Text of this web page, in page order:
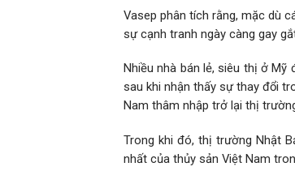
Vasep phân tích rằng, mặc dù
sự cạnh tranh ngày càng gay
Nhiều nhà bán lẻ, siêu thị ở Mỹ
sau khi nhận thấy sự thay đổi
Nam thâm nhập trở lại thị
Trong khi đó, thị trường Nhật
nhất của thủy sản Việt Nam